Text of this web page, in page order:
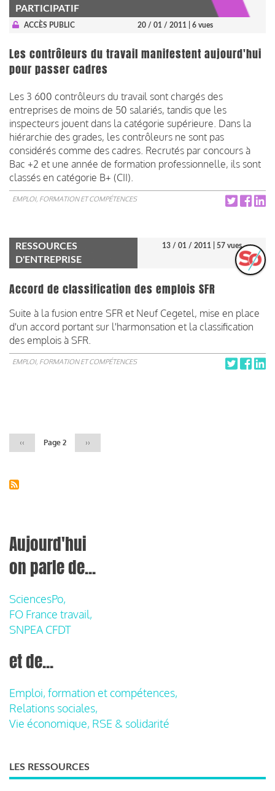
PARTICIPATIF
ACCÈS PUBLIC 20 / 01 / 2011 | 6 vues
Les contrôleurs du travail manifestent aujourd'hui
pour passer cadres
Les 3 600 contrôleurs du travail sont chargés des
entreprises de moins de 50 salariés, tandis que les
inspecteurs jouent dans la catégorie supérieure. Dans la
hiérarchie des grades, les contrôleurs ne sont pas
considérés comme des cadres. Recrutés par concours à
Bac +2 et une année de formation professionnelle, ils sont
classés en catégorie B+ (CII).
EMPLOI, FORMATION ET COMPÉTENCES
RESSOURCES
D'ENTREPRISE
13 / 01 / 2011 | 57 vues
Accord de classification des emplois SFR
Suite à la fusion entre SFR et Neuf Cegetel, mise en place
d'un accord portant sur l'harmonsation et la classification
des emplois à SFR.
EMPLOI, FORMATION ET COMPÉTENCES
Page
précédente
‹‹ Page 2
Page
››
Aujourd'hui
on parle de...
SciencesPo,
FO France travail,
SNPEA CFDT
et de...
Emploi, formation et compétences,
Relations sociales,
Vie économique, RSE & solidarité
LES RESSOURCES